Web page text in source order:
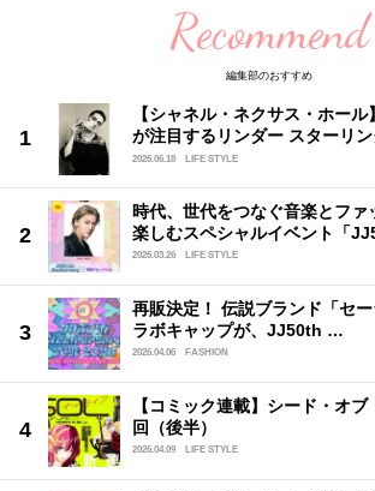
Recommend
編集部のおすすめ
【シャネル・ネクサス・ホー
が注目するリンダー スターリ
2026.06.18
LIFE STYLE
時代、世代をつなぐ音楽とファ
楽しむスペシャルイベント「
2026.03.26 LIFE STYLE
再販決定！ 伝説ブランド「セ
ラボキャップが、JJ50th …
2026.04.06 FASHION
【コミック連載】シード・オ
回（後半）
2026.04.09 LIFE STYLE